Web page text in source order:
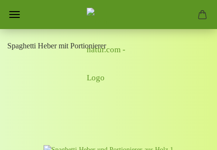
Spaghetti Heber mit Portionierer